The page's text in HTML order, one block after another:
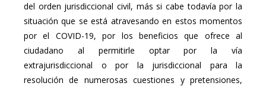
del orden jurisdiccional civil, más si cabe todavía por la
situación que se está atravesando en estos momentos
por el COVID-19, por los beneficios que ofrece al
ciudadano al permitirle optar por la vía
extrajurisdiccional o por la jurisdiccional para la
resolución de numerosas cuestiones y pretensiones,